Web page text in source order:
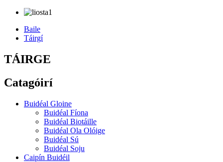
Baile
Táirgí
TÁIRGE
Catagóirí
Buidéal Gloine
Buidéal Fíona
Buidéal Biotáille
Buidéal Ola Olóige
Buidéal Sú
Buidéal Soju
Caipín Buidéil